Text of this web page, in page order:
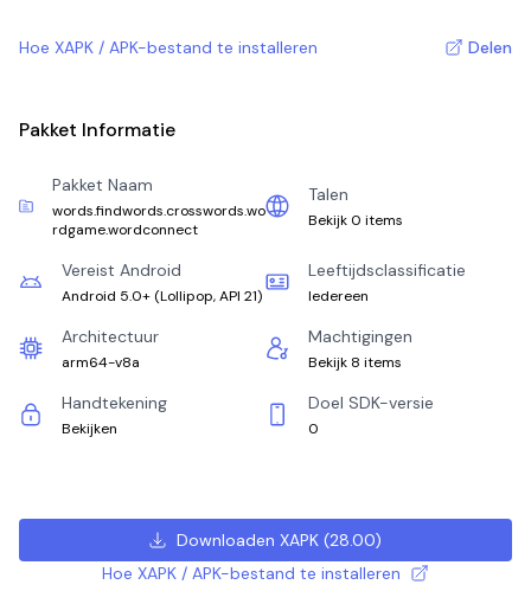
Hoe XAPK / APK-bestand te installeren Delen
Pakket Informatie
Pakket Naam
words.findwords.crosswords.wo
rdgame.wordconnect
Talen
Bekijk 0 items
Vereist Android
Android 5.0+ (Lollipop, API 21)
Leeftijdsclassificatie
Iedereen
Architectuur
arm64-v8a
Machtigingen
Bekijk 8 items
Handtekening
Bekijken
Doel SDK-versie
0
Downloaden XAPK (28.00)
Hoe XAPK / APK-bestand te installeren